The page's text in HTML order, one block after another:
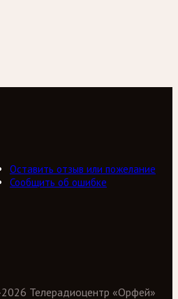
Оставить отзыв или пожелание
Сообщить об ошибке
2026 Телерадиоцентр «Орфей»